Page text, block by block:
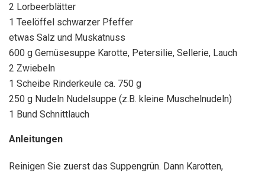
2 Lorbeerblätter
1 Teelöffel schwarzer Pfeffer
etwas Salz und Muskatnuss
600 g Gemüsesuppe Karotte, Petersilie, Sellerie, Lauch
2 Zwiebeln
1 Scheibe Rinderkeule ca. 750 g
250 g Nudeln Nudelsuppe (z.B. kleine Muschelnudeln)
1 Bund Schnittlauch
Anleitungen
Reinigen Sie zuerst das Suppengrün. Dann Karotten,